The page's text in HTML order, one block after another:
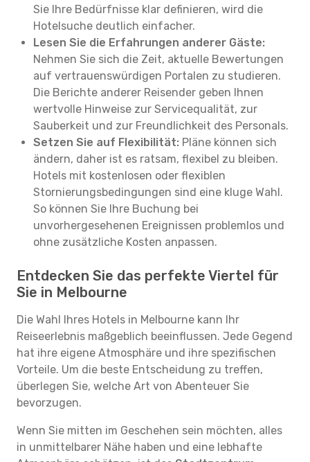
Sie Ihre Bedürfnisse klar definieren, wird die
Hotelsuche deutlich einfacher.
Lesen Sie die Erfahrungen anderer Gäste:
Nehmen Sie sich die Zeit, aktuelle Bewertungen
auf vertrauenswürdigen Portalen zu studieren.
Die Berichte anderer Reisender geben Ihnen
wertvolle Hinweise zur Servicequalität, zur
Sauberkeit und zur Freundlichkeit des Personals.
Setzen Sie auf Flexibilität: Pläne können sich
ändern, daher ist es ratsam, flexibel zu bleiben.
Hotels mit kostenlosen oder flexiblen
Stornierungsbedingungen sind eine kluge Wahl.
So können Sie Ihre Buchung bei
unvorhergesehenen Ereignissen problemlos und
ohne zusätzliche Kosten anpassen.
Entdecken Sie das perfekte Viertel für
Sie in Melbourne
Die Wahl Ihres Hotels in Melbourne kann Ihr
Reiseerlebnis maßgeblich beeinflussen. Jede Gegend
hat ihre eigene Atmosphäre und ihre spezifischen
Vorteile. Um die beste Entscheidung zu treffen,
überlegen Sie, welche Art von Abenteuer Sie
bevorzugen.
Wenn Sie mitten im Geschehen sein möchten, alles
in unmittelbarer Nähe haben und eine lebhafte